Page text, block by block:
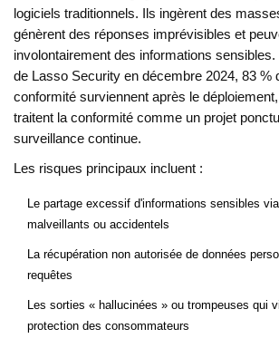
logiciels traditionnels. Ils ingèrent des
génèrent des réponses imprévisibles et
involontairement des informations
de Lasso Security en décembre 2024, 83 %
conformité surviennent après le
traitent la conformité comme un projet
surveillance continue.
Les risques principaux incluent :
Le partage excessif d'informations sensibles
malveillants ou accidentels
La récupération non autorisée de données
requêtes
Les sorties « hallucinées » ou trompeuses qui
protection des consommateurs